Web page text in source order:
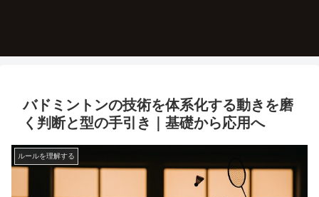
バドミントンの技術を体系化する動きを磨
く判断と型の手引き｜基礎から応用へ
ルールを理解する